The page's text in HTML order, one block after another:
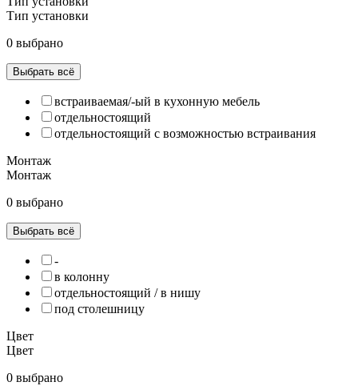
Тип установки
0 выбрано
Выбрать всё
встраиваемая/-ый в кухонную мебель
отдельностоящий
отдельностоящий с возможностью встраивания
Монтаж
Монтаж
0 выбрано
Выбрать всё
-
в колонну
отдельностоящий / в нишу
под столешницу
Цвет
Цвет
0 выбрано